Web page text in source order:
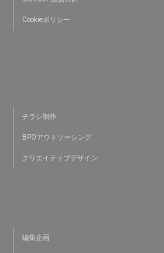
Cookieポリシー
チラシ制作
BPOアウトソーシング
クリエイティブデザイン
編集企画